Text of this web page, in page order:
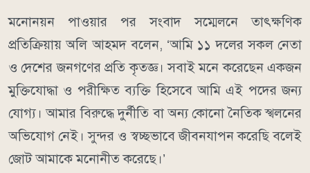
মনোনয়ন পাওয়ার পর সংবাদ সম্মেলনে তাৎক্ষণিক
প্রতিক্রিয়ায় অলি আহমদ বলেন, ‘আমি ১১ দলের সকল নেতা
ও দেশের জনগণের প্রতি কৃতজ্ঞ। সবাই মনে করেছেন একজন
মুক্তিযোদ্ধা ও পরীক্ষিত ব্যক্তি হিসেবে আমি এই পদের জন্য
যোগ্য। আমার বিরুদ্ধে দুর্নীতি বা অন্য কোনো নৈতিক স্খলনের
অভিযোগ নেই। সুন্দর ও স্বচ্ছভাবে জীবনযাপন করেছি বলেই
জোট আমাকে মনোনীত করেছে।’